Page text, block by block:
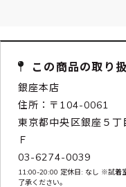
この商品の取り
銀座本店
住所：〒104-0061
東京都中央区銀座５丁
Ｆ
03-6274-0039
11:00-20:00 定休日: なし ※試着
了承ください｡